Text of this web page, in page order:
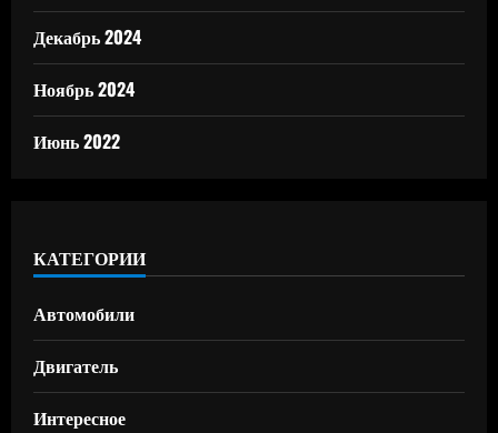
Декабрь 2024
Ноябрь 2024
Июнь 2022
КАТЕГОРИИ
Автомобили
Двигатель
Интересное